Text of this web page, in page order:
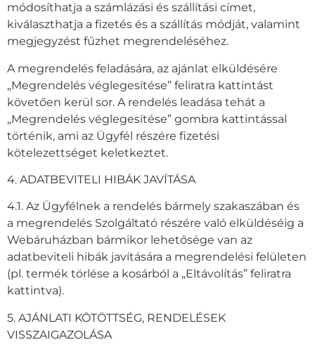
módosíthatja a számlázási és szállítási címet,
kiválaszthatja a fizetés és a szállítás módját, valamint
megjegyzést fűzhet megrendeléséhez.
A megrendelés feladására, az ajánlat elküldésére
„Megrendelés véglegesítése” feliratra kattintást
követően kerül sor. A rendelés leadása tehát a
„Megrendelés véglegesítése” gombra kattintással
történik, ami az Ügyfél részére fizetési
kötelezettséget keletkeztet.
4. ADATBEVITELI HIBÁK JAVÍTÁSA
4.1. Az Ügyfélnek a rendelés bármely szakaszában és
a megrendelés Szolgáltató részére való elküldéséig a
Webáruházban bármikor lehetősége van az
adatbeviteli hibák javítására a megrendelési felületen
(pl. termék törlése a kosárból a „Eltávolítás” feliratra
kattintva).
5. AJÁNLATI KÖTÖTTSÉG, RENDELÉSEK
VISSZAIGAZOLÁSA